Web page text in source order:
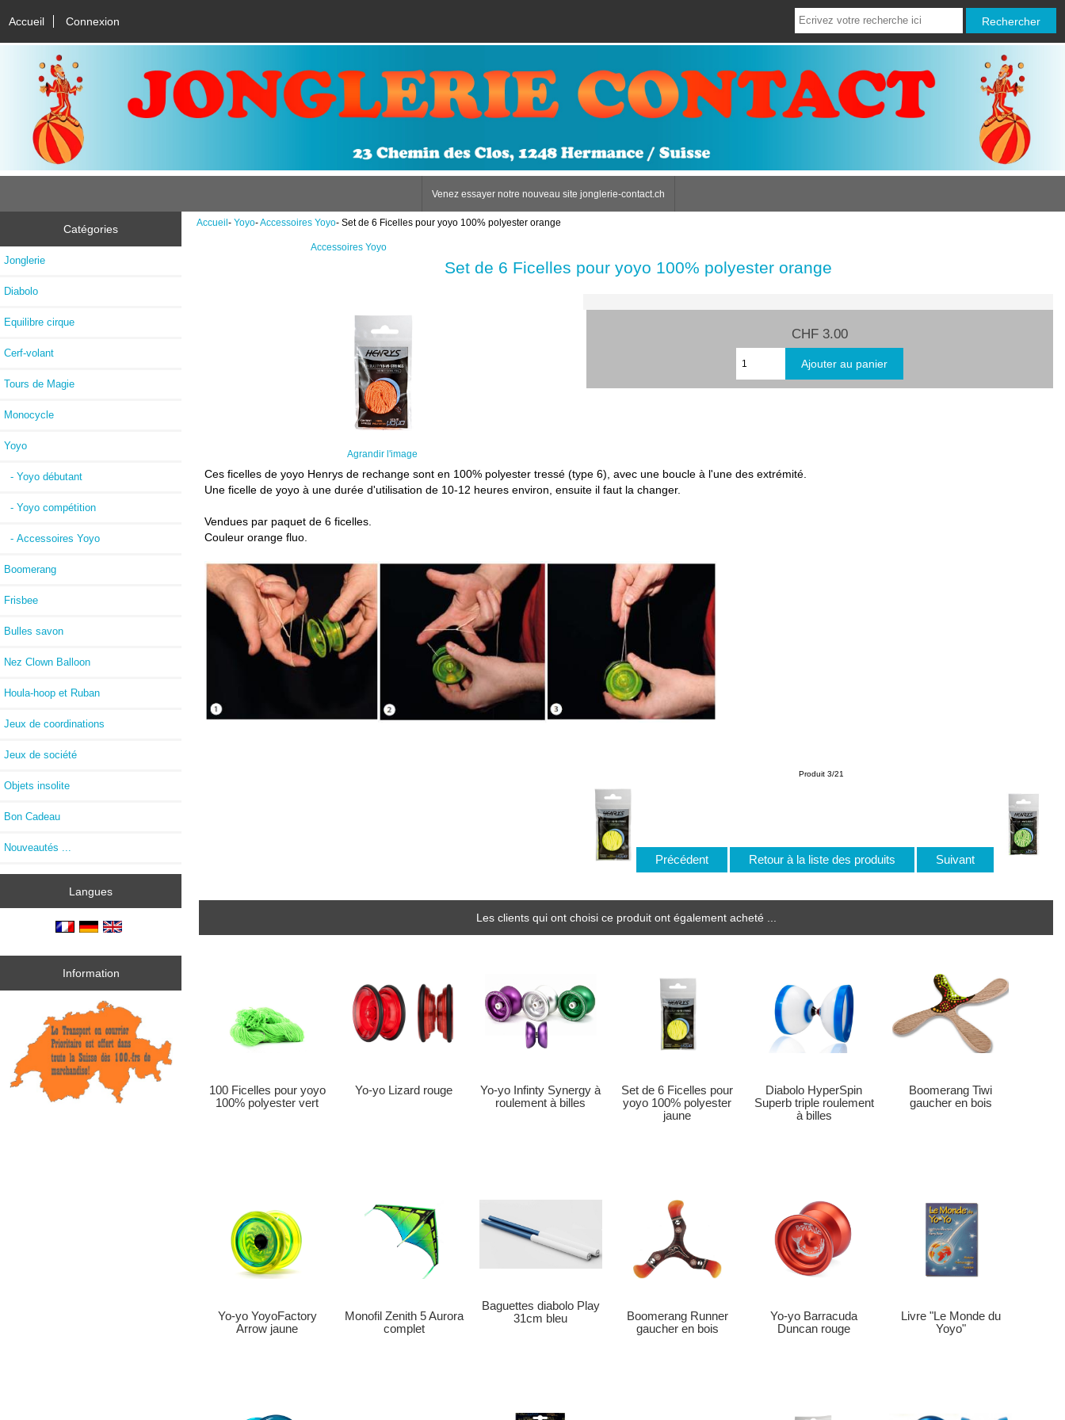
Accueil Connexion
Venez essayer notre nouveau site jonglerie-contact.ch
Catégories
Jonglerie
Diabolo
Equilibre cirque
Cerf-volant
Tours de Magie
Monocycle
Yoyo
- Yoyo débutant
- Yoyo compétition
- Accessoires Yoyo
Boomerang
Frisbee
Bulles savon
Nez Clown Balloon
Houla-hoop et Ruban
Jeux de coordinations
Jeux de société
Objets insolite
Bon Cadeau
Nouveautés ...
Langues
Information
Accueil- Yoyo-Accessoires Yoyo- Set de 6 Ficelles pour yoyo 100% polyester orange
Accessoires Yoyo
Set de 6 Ficelles pour yoyo 100% polyester orange
Agrandir l'image
CHF 3.00
Ces ficelles de yoyo Henrys de rechange sont en 100% polyester tressé (type 6), avec une boucle à l'une des extrémité.
Une ficelle de yoyo à une durée d'utilisation de 10-12 heures environ, ensuite il faut la changer.
Vendues par paquet de 6 ficelles.
Couleur orange fluo.
Produit 3/21
Précédent Retour à la liste des produits Suivant
Les clients qui ont choisi ce produit ont également acheté ...
100 Ficelles pour yoyo
100% polyester vert
Yo-yo Lizard rouge
Yo-yo Infinty Synergy à
roulement à billes
Set de 6 Ficelles pour
yoyo 100% polyester
jaune
Diabolo HyperSpin
Superb triple roulement
à billes
Boomerang Tiwi
gaucher en bois
Yo-yo YoyoFactory
Arrow jaune
Monofil Zenith 5 Aurora
complet
Baguettes diabolo Play
31cm bleu
Boomerang Runner
gaucher en bois
Yo-yo Barracuda
Duncan rouge
Livre "Le Monde du
Yoyo"